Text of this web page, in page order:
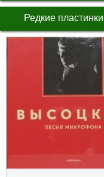
Редкие пластинки